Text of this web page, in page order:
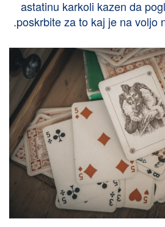
astatinu karkoli kazen da
poskrbite za to kaj je na voljo